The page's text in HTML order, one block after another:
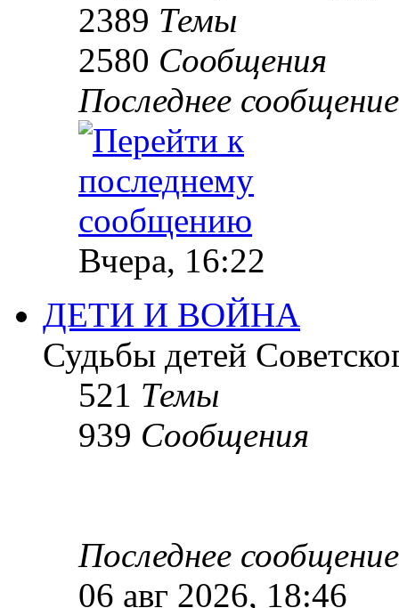
2389 Темы
2580 Сообщения
Последнее сообщение
Вчера, 16:22
ДЕТИ И ВОЙНА
Судьбы детей
521 Темы
939 Сообщения
Последнее сообщение
06 авг 2026, 18:46